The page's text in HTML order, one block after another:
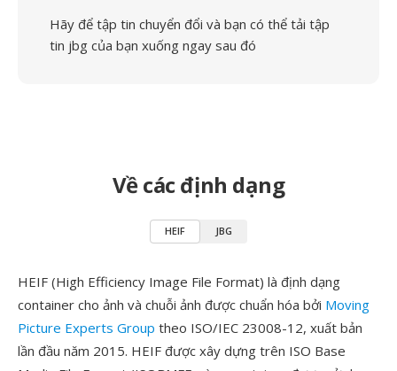
Hãy để tập tin chuyển đổi và bạn có thể tải tập
tin jbg của bạn xuống ngay sau đó
Về các định dạng
HEIF JBG
HEIF (High Efficiency Image File Format) là định dạng
container cho ảnh và chuỗi ảnh được chuẩn hóa bởi Moving
Picture Experts Group theo ISO/IEC 23008-12, xuất bản
lần đầu năm 2015. HEIF được xây dựng trên ISO Base